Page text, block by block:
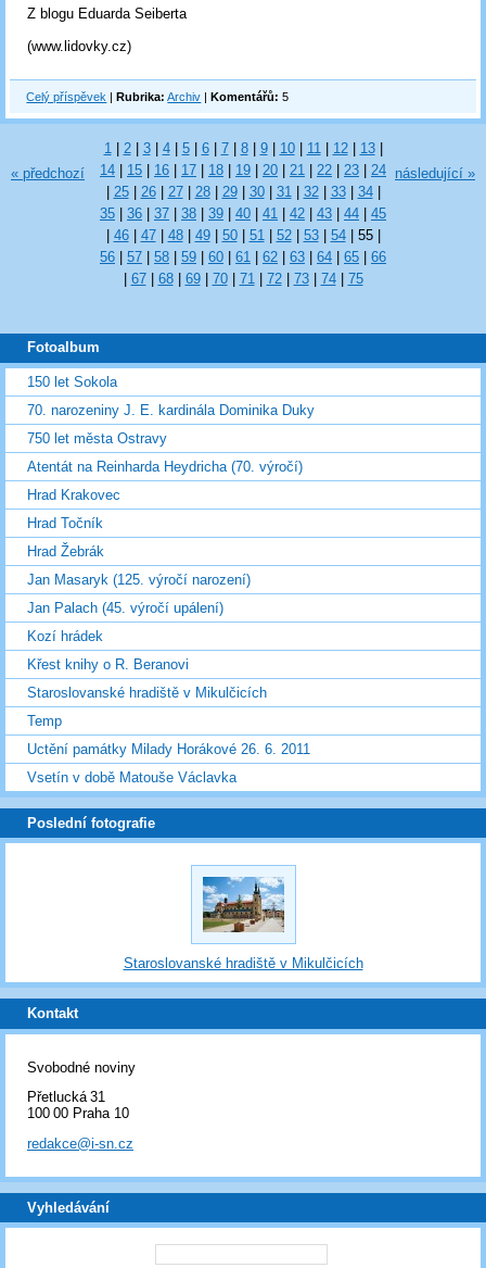
Z blogu Eduarda Seiberta
(www.lidovky.cz)
Celý příspěvek |Rubrika: Archiv |Komentářů: 5
« předchozí
1 2 3 4 5 6 7 8 9 10 11 12 13
14
15 16 17 18 19 20 21 22 23
24
25 26 27 28 29 30 31 32 33 34
35
36 37 38 39 40 41 42 43 44
45
46 47 48 49 50 51 52 53 54 55
56
57 58 59 60 61 62 63 64 65
66
67 68 69 70 71 72 73 74 75
následující »
Fotoalbum
150 let Sokola
70. narozeniny J. E. kardinála Dominika Duky
750 let města Ostravy
Atentát na Reinharda Heydricha (70. výročí)
Hrad Krakovec
Hrad Točník
Hrad Žebrák
Jan Masaryk (125. výročí narození)
Jan Palach (45. výročí upálení)
Kozí hrádek
Křest knihy o R. Beranovi
Staroslovanské hradiště v Mikulčicích
Temp
Uctění památky Milady Horákové 26. 6. 2011
Vsetín v době Matouše Václavka
Poslední fotografie
Staroslovanské hradiště v Mikulčicích
Kontakt
Svobodné noviny
Přetlucká 31
100 00 Praha 10
redakce@i-sn.cz
Vyhledávání